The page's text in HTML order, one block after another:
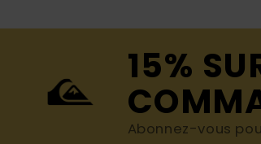
15%
Abonnez-vous